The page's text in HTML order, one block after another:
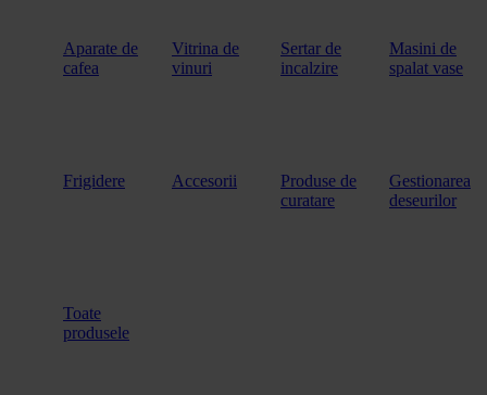
Aparate de
cafea
Vitrina de
vinuri
Sertar de
incalzire
Masini de
spalat vase
Frigidere Accesorii
Produse de
curatare
Gestionarea
deseurilor
Toate
produsele